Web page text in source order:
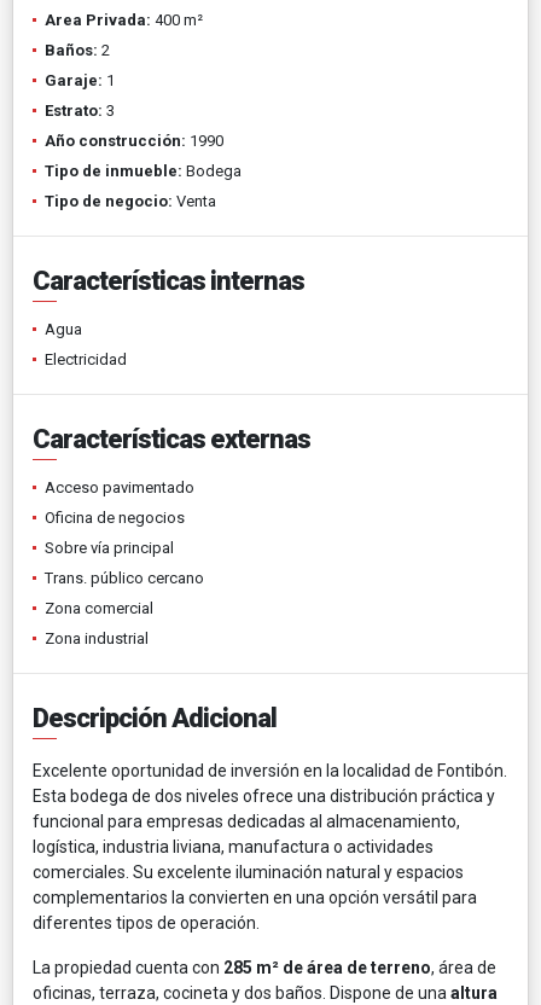
Area Privada: 400 m²
Baños: 2
Garaje: 1
Estrato: 3
Año construcción: 1990
Tipo de inmueble: Bodega
Tipo de negocio: Venta
Características internas
Agua
Electricidad
Características externas
Acceso pavimentado
Oficina de negocios
Sobre vía principal
Trans. público cercano
Zona comercial
Zona industrial
Descripción Adicional
Excelente oportunidad de inversión en la localidad de Fontibón.
Esta bodega de dos niveles ofrece una distribución práctica y
funcional para empresas dedicadas al almacenamiento,
logística, industria liviana, manufactura o actividades
comerciales. Su excelente iluminación natural y espacios
complementarios la convierten en una opción versátil para
diferentes tipos de operación.
La propiedad cuenta con 285 m² de área de terreno, área de
oficinas, terraza, cocineta y dos baños. Dispone de una altura